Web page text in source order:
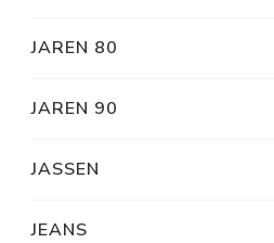
JAREN 80
JAREN 90
JASSEN
JEANS